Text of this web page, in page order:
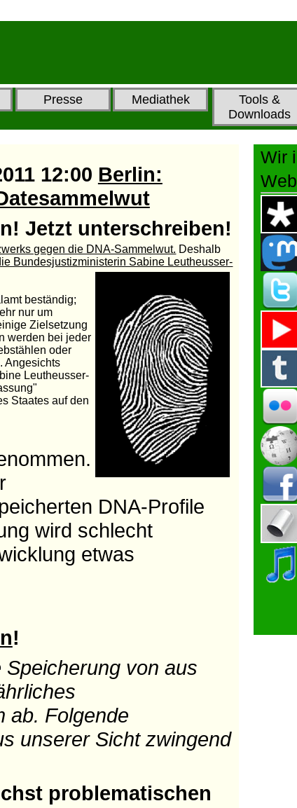
Presse Mediathek
Tools &
Downloads
12:00 Berlin:
Jetzt unterschreiben!
gegen die DNA-Sammelwut. Deshalb
Bundesjustizministerin Sabine Leutheusser-
beständig;
nur um
Zielsetzung
werden bei jeder
oder
Angesichts
Leutheusser-
Staates auf den
DNA-Profile
wird schlecht
etwas
!
von aus
ab. Folgende
unserer Sicht zwingend
problematischen
Wir